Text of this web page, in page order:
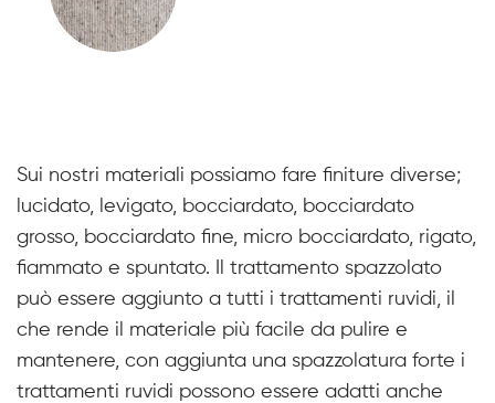
Sui nostri materiali possiamo fare finiture diverse;
lucidato, levigato, bocciardato, bocciardato
grosso, bocciardato fine, micro bocciardato, rigato,
fiammato e spuntato. Il trattamento spazzolato
può essere aggiunto a tutti i trattamenti ruvidi, il
che rende il materiale più facile da pulire e
mantenere, con aggiunta una spazzolatura forte i
trattamenti ruvidi possono essere adatti anche